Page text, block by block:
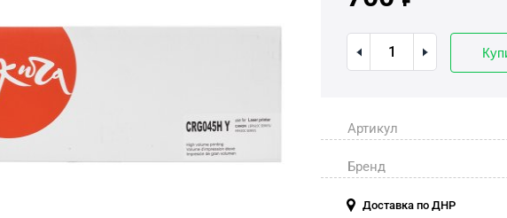
Артикул
Бренд
Доставка по ДНР